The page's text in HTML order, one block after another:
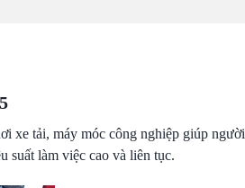
xe tải, máy móc công nghiệp giúp người
suất làm việc cao và liên tục.